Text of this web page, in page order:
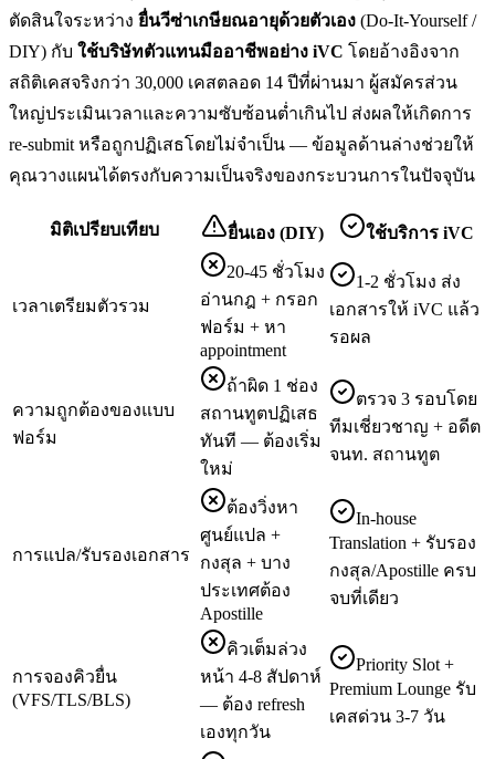
ตัดสินใจระหว่าง ยื่นวีซ่าเกษียณอายุด้วยตัวเอง (Do-It-Yourself /
DIY) กับ ใช้บริษัทตัวแทนมืออาชีพอย่าง iVC โดยอ้างอิงจาก
สถิติเคสจริงกว่า 30,000 เคสตลอด 14 ปีที่ผ่านมา ผู้สมัครส่วน
ใหญ่ประเมินเวลาและความซับซ้อนต่ำเกินไป ส่งผลให้เกิดการ
re-submit หรือถูกปฏิเสธโดยไม่จำเป็น — ข้อมูลด้านล่างช่วยให้
คุณวางแผนได้ตรงกับความเป็นจริงของกระบวนการในปัจจุบัน
มิติเปรียบเทียบ ยื่นเอง (DIY) ใช้บริการ iVC
เวลาเตรียมตัวรวม
20-45 ชั่วโมง
อ่านกฎ + กรอก
ฟอร์ม + หา
appointment
1-2 ชั่วโมง ส่ง
เอกสารให้ iVC แล้ว
รอผล
ความถูกต้องของแบบ
ฟอร์ม
ถ้าผิด 1 ช่อง
สถานทูตปฏิเสธ
ทันที — ต้องเริ่ม
ใหม่
ตรวจ 3 รอบโดย
ทีมเชี่ยวชาญ + อดีต
จนท. สถานทูต
การแปล/รับรองเอกสาร
ต้องวิ่งหา
ศูนย์แปล +
กงสุล + บาง
ประเทศต้อง
Apostille
In-house
Translation + รับรอง
กงสุล/Apostille ครบ
จบที่เดียว
การจองคิวยื่น
(VFS/TLS/BLS)
คิวเต็มล่วง
หน้า 4-8 สัปดาห์
— ต้อง refresh
เองทุกวัน
Priority Slot +
Premium Lounge รับ
เคสด่วน 3-7 วัน